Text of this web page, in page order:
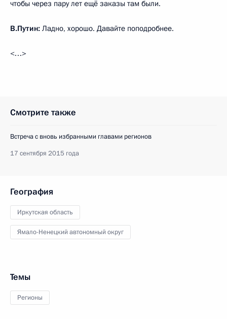
чтобы через пару лет ещё заказы там были.
В.Путин: Ладно, хорошо. Давайте поподробнее.
<…>
Смотрите также
Встреча с вновь избранными главами регионов
17 сентября 2015 года
География
Иркутская область
Ямало-Ненецкий автономный округ
Темы
Регионы